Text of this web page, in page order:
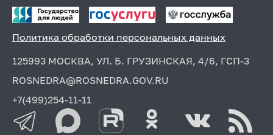
Политика обработки персональных данных
125993 МОСКВА, УЛ. Б. ГРУЗИНСКАЯ, 4/6, ГСП-3
ROSNEDRA@ROSNEDRA.GOV.RU
+7(499)254-11-11